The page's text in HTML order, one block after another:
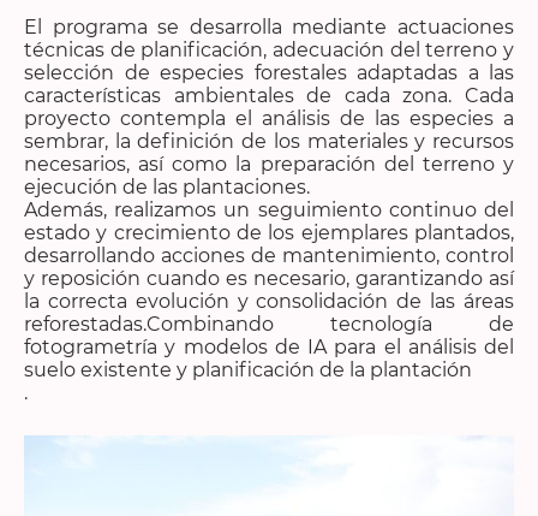
El programa se desarrolla mediante actuaciones
técnicas de planificación, adecuación del terreno y
selección de especies forestales adaptadas a las
características ambientales de cada zona. Cada
proyecto contempla el análisis de las especies a
sembrar, la definición de los materiales y recursos
necesarios, así como la preparación del terreno y
ejecución de las plantaciones.
Además, realizamos un seguimiento continuo del
estado y crecimiento de los ejemplares plantados,
desarrollando acciones de mantenimiento, control
y reposición cuando es necesario, garantizando así
la correcta evolución y consolidación de las áreas
reforestadas.Combinando tecnología de
fotogrametría y modelos de IA para el análisis del
suelo existente y planificación de la plantación
.